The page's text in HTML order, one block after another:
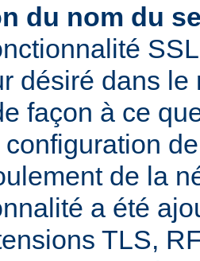
du nom du
désiré dans
façon à ce
configuration
de la
a été
TLS,